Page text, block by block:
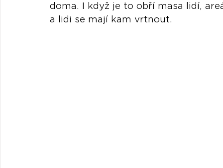
doma. I když je to obří masa lidí,
a lidi se mají kam vrtnout.